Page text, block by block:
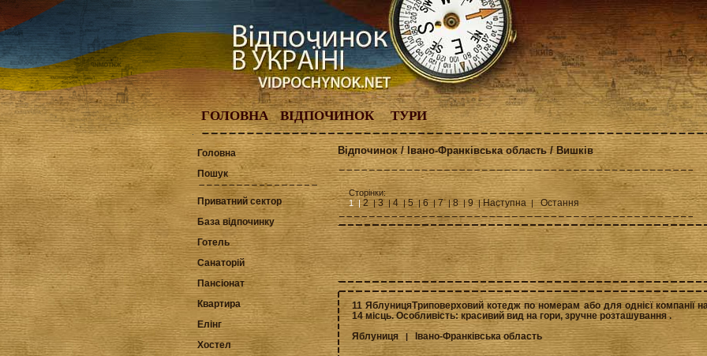
ГОЛОВНА ВІДПОЧИНОК ТУРИ
Головна
Пошук
Приватний сектор
База відпочинку
Готель
Санаторій
Пансіонат
Квартира
Елінг
Хостел
Відпочинок / Івано-Франківська область / Вишків
Сторінки:
1 | 2|3| 4|5|6| 7|8| 9|Наступна |Остання
11 ЯблуницяТриповерховий котедж по номерам або для однієї компанії
14 місць. Особливість: красивий вид на гори, зручне розташування .
Яблуниця
| Івано-Франківська область